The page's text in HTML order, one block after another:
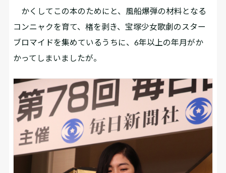
かくしてこの本のためにと、風船爆弾の材料となる
コンニャクを育て、楮を剥き、宝塚少女歌劇のスター
ブロマイドを集めているうちに、6年以上の年月がか
かってしまいましたが。